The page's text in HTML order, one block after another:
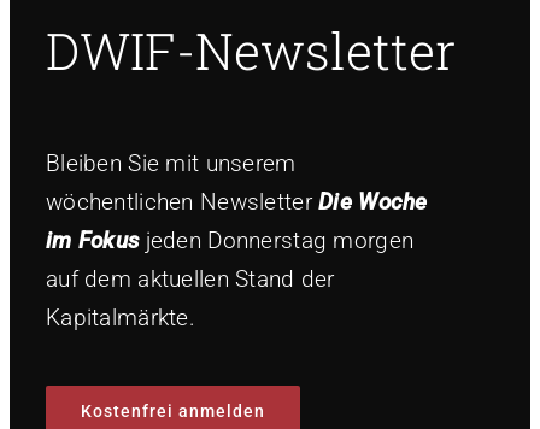
DWIF-Newsletter
Bleiben Sie mit unserem
wöchentlichen NewsletterDie Woche
im Fokusjeden Donnerstag morgen
auf dem aktuellen Stand der
Kapitalmärkte.
Kostenfrei anmelden